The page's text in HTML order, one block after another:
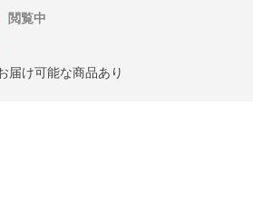
閲覧中
届け可能な商品あり